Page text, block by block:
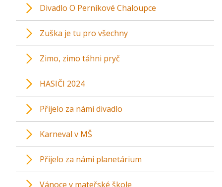
Divadlo O Perníkové Chaloupce
Zuška je tu pro všechny
Zimo, zimo táhni pryč
HASIČI 2024
Přijelo za námi divadlo
Karneval v MŠ
Přijelo za námi planetárium
Vánoce v mateřské škole